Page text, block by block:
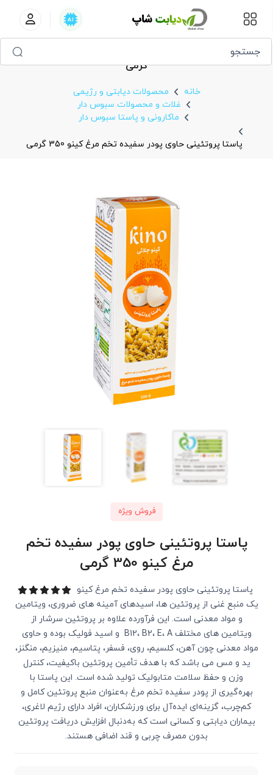
گرمی
خانه
محصولات دیابتی و رژیمی
غلات و محصولات سبوس دار
ماکارونی و پاستا سبوس دار
پاستا پروتئینی حاوی پودر سفیده تخم‌ مرغ کینو 350 گرمی
فروش ویژه
پاستا پروتئینی حاوی پودر سفیده تخم‌
مرغ کینو 350 گرمی
پاستا پروتئینی حاوی پودر سفیده تخم‌ مرغ کینو
یک منبع غنی از پروتئین ها، اسیدهای آمینه های ضروری، ویتامین
و مواد معدنی است. این فرآورده علاوه بر پروتئین سرشار از
ویتامین های مختلف B12، B2، E، A و اسید فولیک بوده و حاوی
مواد معدنی چون آهن، کلسیم، روی، فسفر، پتاسیم، منیزیم، منگنز،
ید و مس می باشد که با هدف تأمین پروتئین باکیفیت، کنترل
وزن و حفظ سلامت متابولیک تولید شده است. این پاستا با
بهره‌گیری از پودر سفیده تخم‌ مرغ به‌عنوان منبع پروتئین کامل و
کم‌چرب، گزینه‌ای ایده‌آل برای ورزشکاران، افراد دارای رژیم لاغری،
بیماران دیابتی و کسانی است که به‌دنبال افزایش دریافت پروتئین
بدون مصرف چربی و قند اضافی هستند.